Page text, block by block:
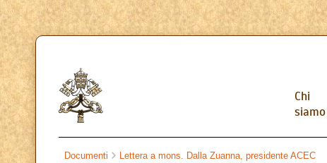
Chi
siamo
Documenti Lettera a mons. Dalla Zuanna, presidente ACEC